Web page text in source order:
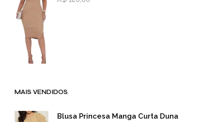
MAIS VENDIDOS
Blusa Princesa Manga Curta Duna